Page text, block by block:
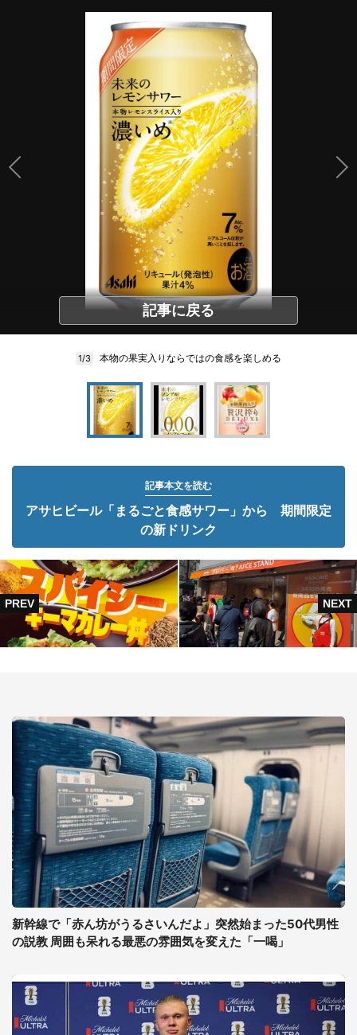
記事に戻る
1/3 本物の果実入りならではの食感を楽しめる
記事本文を読む
アサヒビール「まるごと食感サワー」から 期間限定
の新ドリンク
新幹線で「赤ん坊がうるさいんだよ」突然始まった50代男性
の説教 周囲も呆れる最悪の雰囲気を変えた「一喝」